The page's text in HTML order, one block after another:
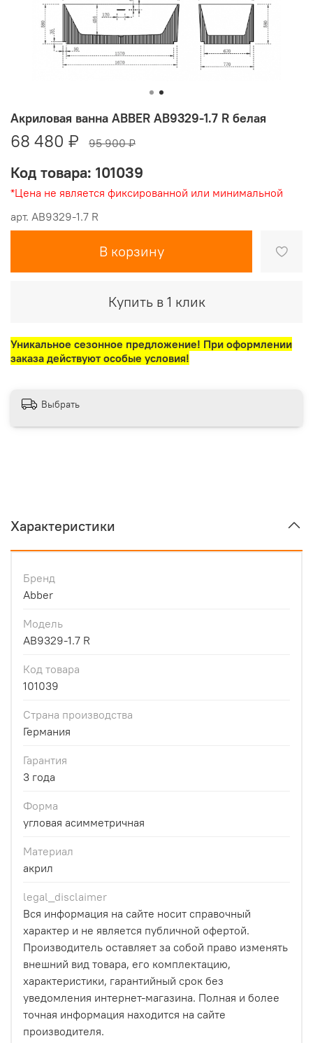
арт. AB9329-1.7 R
Акриловая ванна ABBER AB9329-1.7 R белая
68 480 ₽ 95 900 ₽
Код товара: 101039
*Цена не является фиксированной или минимальной
В корзину
Купить в 1 клик
Уникальное сезонное предложение! При оформлении
заказа действуют особые условия!
Выбрать
Характеристики
Бренд
Abber
Модель
AB9329-1.7 R
Код товара
101039
Страна производства
Германия
Гарантия
3 года
Форма
угловая асимметричная
Материал
акрил
legal_disclaimer
Вся информация на сайте носит справочный
характер и не является публичной офертой.
Производитель оставляет за собой право изменять
внешний вид товара, его комплектацию,
характеристики, гарантийный срок без
уведомления интернет-магазина. Полная и более
точная информация находится на сайте
производителя.